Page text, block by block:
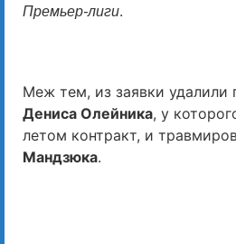
Премьер-лиги.
Меж тем, из заявки удалили
Дениса Олейника, у
летом контракт, и
Мандзюка.